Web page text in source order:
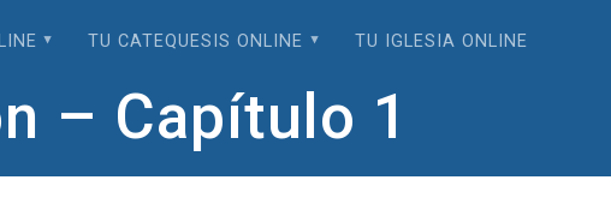
TU CATEQUESIS ONLINE TU IGLESIA ONLINE
– Capítulo 1